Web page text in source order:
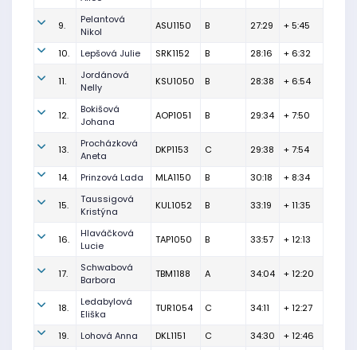
9.
Pelantová
Nikol
ASU1150 B 27:29 + 5:45
10. Lepšová Julie SRK1152 B 28:16 + 6:32
11.
Jordánová
Nelly
KSU1050 B 28:38 + 6:54
12.
Bokišová
Johana
AOP1051 B 29:34 + 7:50
13.
Procházková
Aneta
DKP1153 C 29:38 + 7:54
14. Prinzová Lada MLA1150 B 30:18 + 8:34
15.
Taussigová
Kristýna
KUL1052 B 33:19 + 11:35
16.
Hlaváčková
Lucie
TAP1050 B 33:57 + 12:13
17.
Schwabová
Barbora
TBM1188 A 34:04 + 12:20
18.
Ledabylová
Eliška
TUR1054 C 34:11 + 12:27
19. Lohová Anna DKL1151 C 34:30 + 12:46